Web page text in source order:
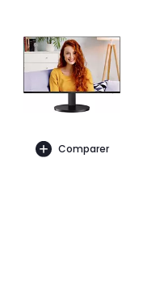
Comparer